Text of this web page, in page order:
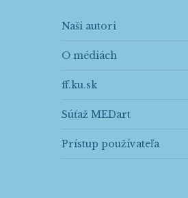
Naši autori
O médiách
ff.ku.sk
Súťaž MEDart
Prístup používateľa